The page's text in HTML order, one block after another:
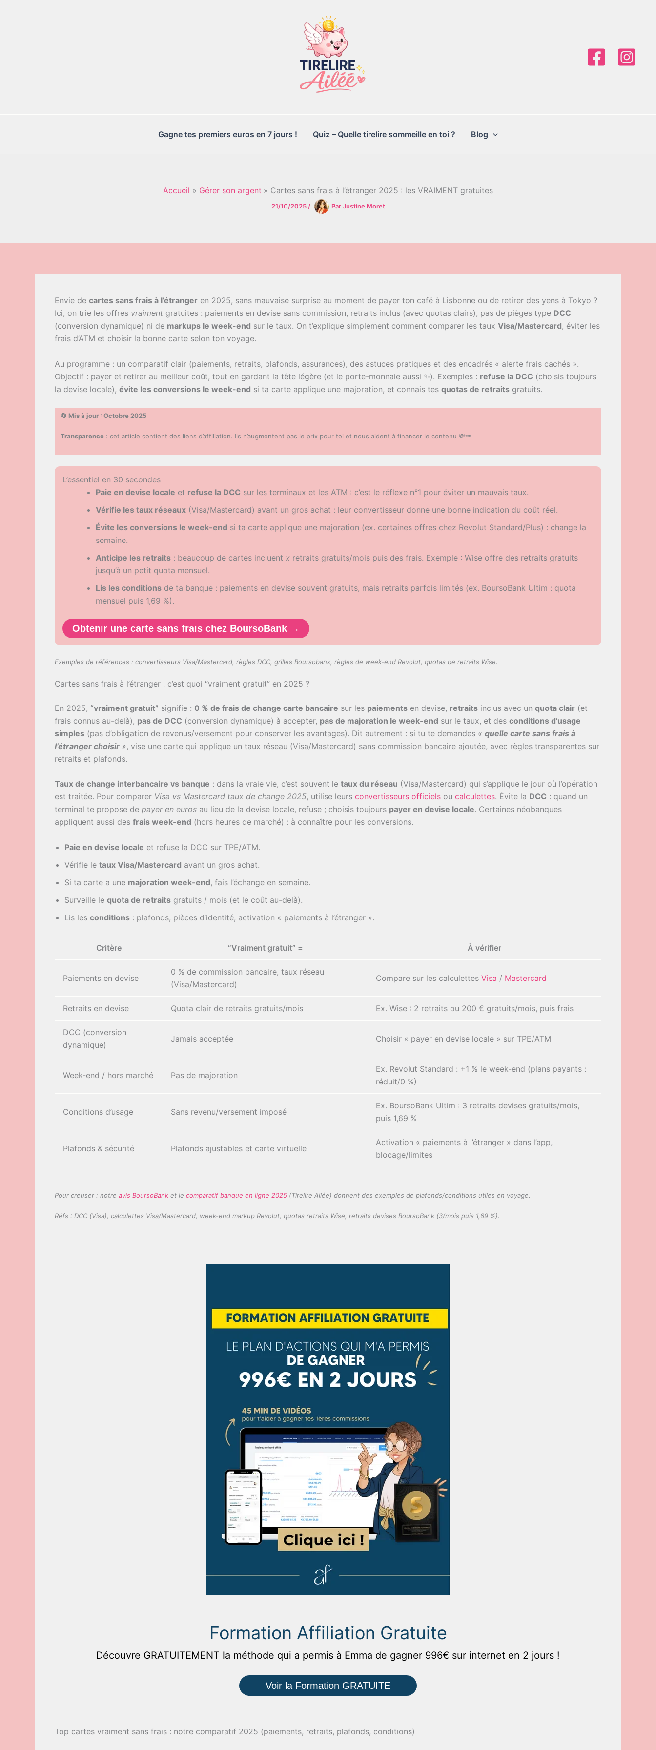
Gagne tes premiers euros en 7 jours ! Quiz – Quelle tirelire sommeille en toi ? Blog
Accueil Gérer son argent Cartes sans frais à l’étranger 2025 : les VRAIMENT gratuites
21/10/2025 / ParJustine Moret
Envie de cartes sans frais à l’étranger en 2025, sans mauvaise surprise au moment de payer ton café à Lisbonne ou de retirer des yens à Tokyo ?
Ici, on trie les offres vraiment gratuites : paiements en devise sans commission, retraits inclus (avec quotas clairs), pas de pièges type DCC
(conversion dynamique) ni de markups le week-end sur le taux. On t’explique simplement comment comparer les taux Visa/Mastercard, éviter les
frais d’ATM et choisir la bonne carte selon ton voyage.
Au programme : un comparatif clair (paiements, retraits, plafonds, assurances), des astuces pratiques et des encadrés « alerte frais cachés ».
Objectif : payer et retirer au meilleur coût, tout en gardant la tête légère (et le porte-monnaie aussi ✨). Exemples : refuse la DCC (choisis toujours
la devise locale), évite les conversions le week-end si ta carte applique une majoration, et connais tes quotas de retraits gratuits.
🔄 Mis à jour : Octobre 2025
Transparence : cet article contient des liens d’affiliation. Ils n’augmentent pas le prix pour toi et nous aident à financer le contenu 💸🪽
L’essentiel en 30 secondes
Paie en devise locale et refuse la DCC sur les terminaux et les ATM : c’est le réflexe n°1 pour éviter un mauvais taux.
Vérifie les taux réseaux (Visa/Mastercard) avant un gros achat : leur convertisseur donne une bonne indication du coût réel.
Évite les conversions le week-end si ta carte applique une majoration (ex. certaines offres chez Revolut Standard/Plus) : change la
semaine.
Anticipe les retraits : beaucoup de cartes incluent x retraits gratuits/mois puis des frais. Exemple : Wise offre des retraits gratuits
jusqu’à un petit quota mensuel.
Lis les conditions de ta banque : paiements en devise souvent gratuits, mais retraits parfois limités (ex. BoursoBank Ultim : quota
mensuel puis 1,69 %).
Obtenir une carte sans frais chez BoursoBank →
Exemples de références : convertisseurs Visa/Mastercard, règles DCC, grilles Boursobank, règles de week-end Revolut, quotas de retraits Wise.
Cartes sans frais à l’étranger : c’est quoi “vraiment gratuit” en 2025 ?
En 2025, “vraiment gratuit” signifie : 0 % de frais de change carte bancaire sur les paiements en devise, retraits inclus avec un quota clair (et
frais connus au-delà), pas de DCC (conversion dynamique) à accepter, pas de majoration le week-end sur le taux, et des conditions d’usage
simples (pas d’obligation de revenus/versement pour conserver les avantages). Dit autrement : si tu te demandes « quelle carte sans frais à
l’étranger choisir », vise une carte qui applique un taux réseau (Visa/Mastercard) sans commission bancaire ajoutée, avec règles transparentes sur
retraits et plafonds.
Taux de change interbancaire vs banque : dans la vraie vie, c’est souvent le taux du réseau (Visa/Mastercard) qui s’applique le jour où l’opération
est traitée. Pour comparer Visa vs Mastercard taux de change 2025, utilise leurs convertisseurs officiels ou calculettes. Évite la DCC : quand un
terminal te propose de payer en euros au lieu de la devise locale, refuse ; choisis toujours payer en devise locale. Certaines néobanques
appliquent aussi des frais week-end (hors heures de marché) : à connaître pour les conversions.
Paie en devise locale et refuse la DCC sur TPE/ATM.
Vérifie le taux Visa/Mastercard avant un gros achat.
Si ta carte a une majoration week-end, fais l’échange en semaine.
Surveille le quota de retraits gratuits / mois (et le coût au-delà).
Lis les conditions : plafonds, pièces d’identité, activation « paiements à l’étranger ».
Critère “Vraiment gratuit” = À vérifier
Paiements en devise
0 % de commission bancaire, taux réseau
(Visa/Mastercard)
Compare sur les calculettes Visa / Mastercard
Retraits en devise Quota clair de retraits gratuits/mois Ex. Wise : 2 retraits ou 200 € gratuits/mois, puis frais
DCC (conversion
dynamique)
Jamais acceptée Choisir « payer en devise locale » sur TPE/ATM
Week-end / hors marché Pas de majoration
Ex. Revolut Standard : +1 % le week-end (plans payants :
réduit/0 %)
Conditions d’usage Sans revenu/versement imposé
Ex. BoursoBank Ultim : 3 retraits devises gratuits/mois,
puis 1,69 %
Plafonds & sécurité Plafonds ajustables et carte virtuelle
Activation « paiements à l’étranger » dans l’app,
blocage/limites
Pour creuser : notre avis BoursoBank et le comparatif banque en ligne 2025 (Tirelire Ailée) donnent des exemples de plafonds/conditions utiles en voyage.
Réfs : DCC (Visa), calculettes Visa/Mastercard, week-end markup Revolut, quotas retraits Wise, retraits devises BoursoBank (3/mois puis 1,69 %).
Formation Affiliation Gratuite
Découvre GRATUITEMENT la méthode qui a permis à Emma de gagner 996€ sur internet en 2 jours !
Voir la Formation GRATUITE
Top cartes vraiment sans frais : notre comparatif 2025 (paiements, retraits, plafonds, conditions)